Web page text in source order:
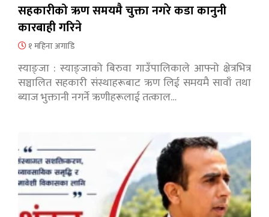
सहकारीको ऋण समयमै चुक्ता नगरे कडा कानुनी
कारबाही गरिने
१ महिना अगाडि
स्याङ्जा : स्याङ्जाको बिरुवा गाउँपालिकाले आफ्नो क्षेत्रभित्र
सञ्चालित सहकारी संस्थाहरूबाट ऋण लिई समयमै सावाँ तथा
ब्याज भुक्तानी नगर्ने ऋणीहरूलाई तत्काल…